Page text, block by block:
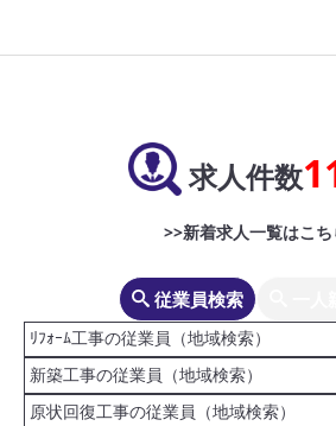
求人件数
>>新着求人一覧はこ
従業員検索